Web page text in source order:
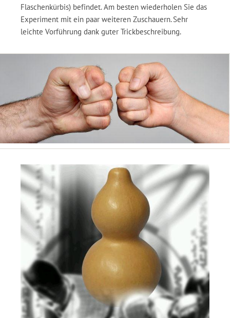
Flaschenkürbis) befindet. Am besten wiederholen Sie das
Experiment mit ein paar weiteren Zuschauern. Sehr
leichte Vorführung dank guter Trickbeschreibung.